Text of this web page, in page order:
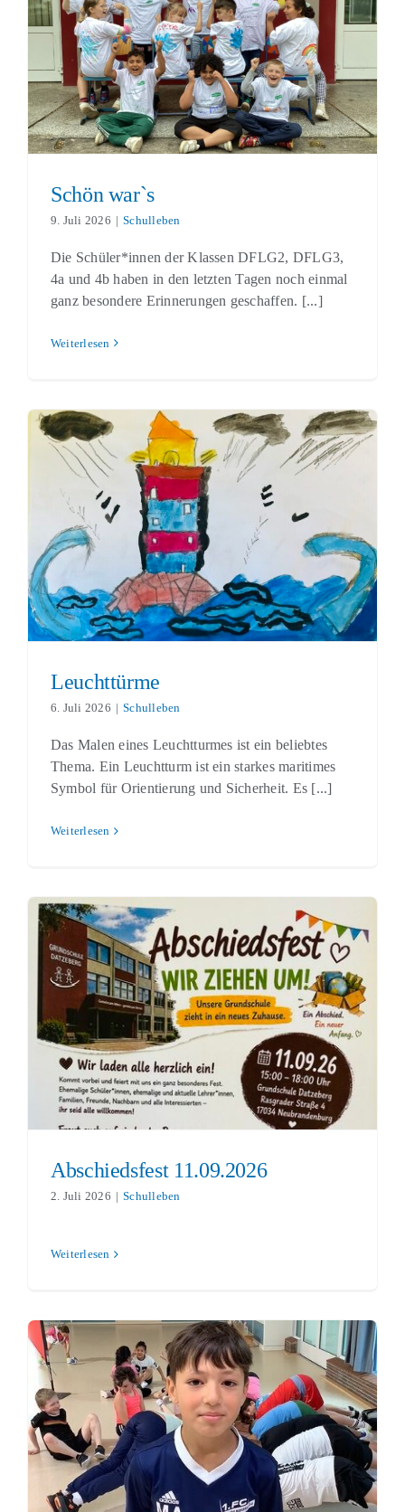
Schön war`s
Schulleben
Schön war`s
9. Juli 2026 | Schulleben
Die Schüler*innen der Klassen DFLG2, DFLG3,
4a und 4b haben in den letzten Tagen noch einmal
ganz besondere Erinnerungen geschaffen. [...]
Weiterlesen
Leuchttürme
Schulleben
Leuchttürme
6. Juli 2026 | Schulleben
Das Malen eines Leuchtturmes ist ein beliebtes
Thema. Ein Leuchtturm ist ein starkes maritimes
Symbol für Orientierung und Sicherheit. Es [...]
Weiterlesen
Abschiedsfest 11.09.2026
Schulleben
Abschiedsfest 11.09.2026
2. Juli 2026 | Schulleben
Weiterlesen
Sparkassen-Grundschulliga
Schulleben